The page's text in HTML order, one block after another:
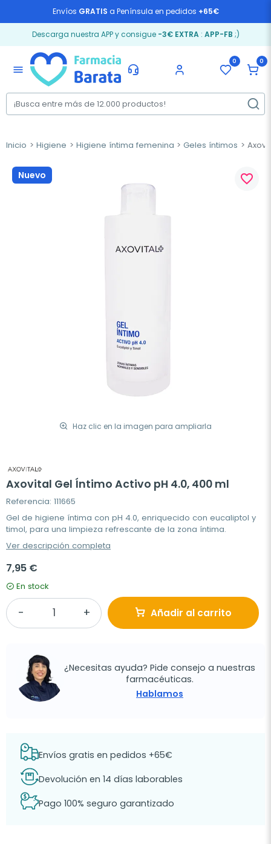
Envíos GRATIS a Península en pedidos +65€
Descarga nuestra APP y consigue -3€ EXTRA: APP-FB ;)
menu
0 0
Inicio Higiene Higiene íntima femenina Geles íntimos
Nuevo
Haz clic en la imagen para ampliarla
favorite_border
Axovital Gel Íntimo Activo pH 4.0, 400 ml
Referencia: 111665
Gel de higiene íntima con pH 4.0, enriquecido con eucaliptol y
timol, para una limpieza refrescante de la zona íntima.
Ver descripción completa
7,95 €
En stock
Añadir al carrito
¿Necesitas ayuda? Pide consejo a nuestras
farmacéuticas.
Hablamos
Envíos gratis en pedidos +65€
Devolución en 14 días laborables
Pago 100% seguro garantizado